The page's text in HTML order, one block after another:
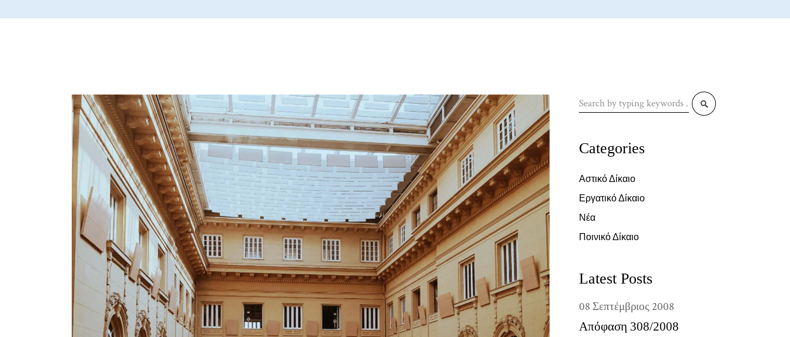
Search
for:
Categories
Αστικό Δίκαιο
Εργατικό Δίκαιο
Νέα
Ποινικό Δίκαιο
Latest Posts
08 Σεπτέμβριος 2008
Απόφαση 308/2008